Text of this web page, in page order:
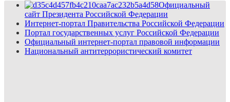
Официальный
сайт Президента Российской Федерации
Интернет-портал Правительства Российской Федерации
Портал государственных услуг Российской Федерации
Официальный интернет-портал правовой информации
Национальный антитеррористический комитет